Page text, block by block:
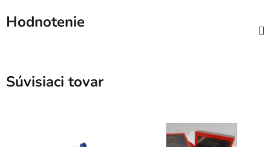
Hodnotenie
Súvisiaci tovar